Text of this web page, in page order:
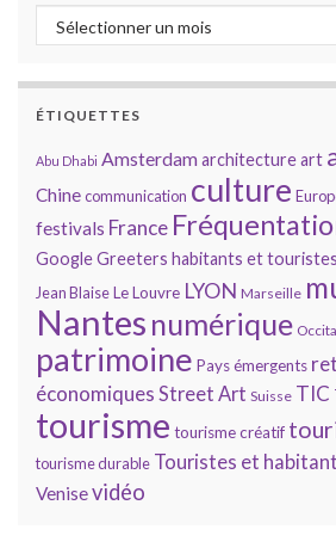
Archives
ÉTIQUETTES
Abu Dhabi Amsterdamarchitectureart
Chinecommunication culture
festivals France
GoogleGreeters habitants et touristes
Jean BlaiseLe Louvre LYON Marseille
Nantes numérique
patrimoine Pays émergents
économiques Street Art Suisse TIC
tourisme tourisme créatif
tourisme durable Touristes et
Venisevidéo